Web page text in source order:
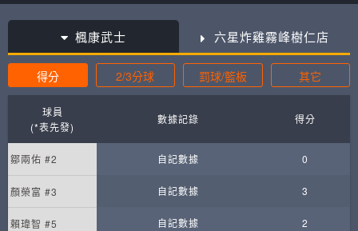
楓康武士 六星炸雞霧峰樹仁店
得分 2/3分球 罰球/籃板 其它
球員
(*表先發)
數據記錄 得分
鄒兩佑 #2 自記數據 0
顏榮富 #3 自記數據 3
賴瑋智 #5 自記數據 2